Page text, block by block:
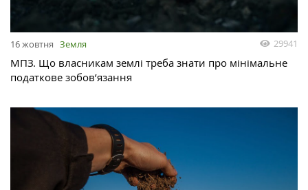
16 жовтня Земля 29941
МПЗ. Що власникам землі треба знати про мінімальне
податкове зобов’язання